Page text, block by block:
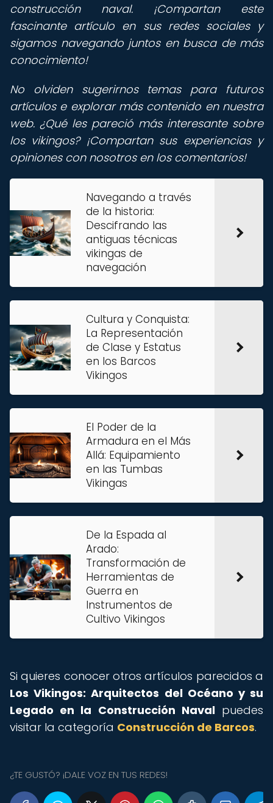
construcción naval. ¡Compartan este
fascinante artículo en sus redes sociales y
sigamos navegando juntos en busca de más
conocimiento!
No olviden sugerirnos temas para futuros
artículos e explorar más contenido en nuestra
web. ¿Qué les pareció más interesante sobre
los vikingos? ¡Compartan sus experiencias y
opiniones con nosotros en los comentarios!
Navegando a través
de la historia:
Descifrando las
antiguas técnicas
vikingas de
navegación
Cultura y Conquista:
La Representación
de Clase y Estatus
en los Barcos
Vikingos
El Poder de la
Armadura en el Más
Allá: Equipamiento
en las Tumbas
Vikingas
De la Espada al
Arado:
Transformación de
Herramientas de
Guerra en
Instrumentos de
Cultivo Vikingos
Si quieres conocer otros artículos parecidos a
Los Vikingos: Arquitectos del Océano y su
Legado en la Construcción Navalpuedes
visitar la categoría Construcción de Barcos.
¿TE GUSTÓ? ¡DALE VOZ EN TUS REDES!